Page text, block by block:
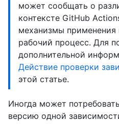
может сообщать о
контексте GitHub
механизмы применения
рабочий процесс. Для
дополнительной
Действие проверки
этой статье.
Иногда может
версию одной